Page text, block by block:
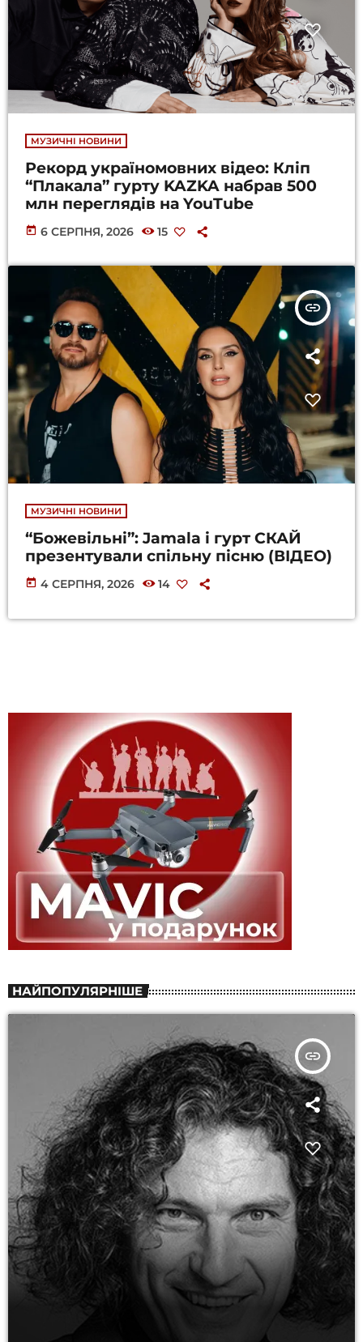
МУЗИЧНІ НОВИНИ
Рекорд україномовних відео: Кліп
“Плакала” гурту KAZKA набрав 500
млн переглядів на YouTube
today 6 СЕРПНЯ, 2026 15
insert_link
МУЗИЧНІ НОВИНИ
“Божевільні”: Jamala і гурт СКАЙ
презентували спільну пісню (ВІДЕО)
today 4 СЕРПНЯ, 2026 14
НАЙПОПУЛЯРНІШЕ
insert_link